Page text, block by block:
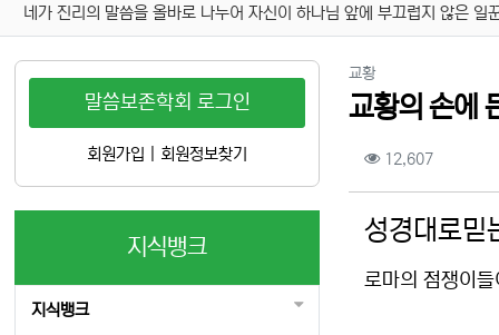
네가 진리의 말씀을 올바로 나누어 자신이 하나님 앞에 부끄럽지 않은
교황분류
교황의 손에
컨텐츠 정보
12,607조회
성경대로믿
로마의 점쟁이
말씀보존학회 로그인
회원가입 회원정보찾기
지식뱅크
지식뱅크